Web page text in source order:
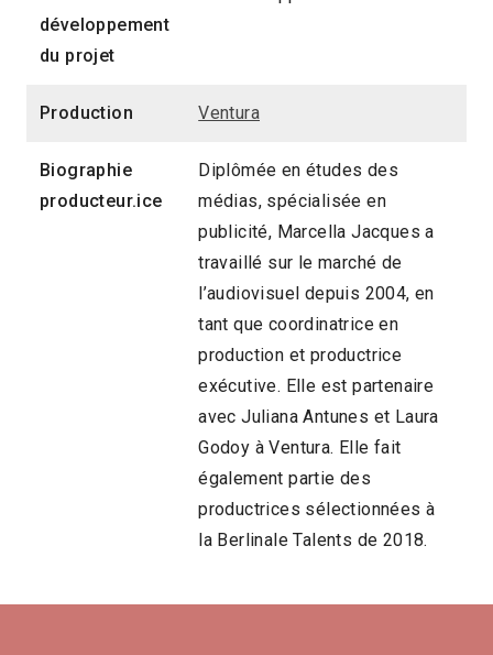
développement
du projet
Production Ventura
Biographie
producteur.ice
Diplômée en études des
médias, spécialisée en
publicité, Marcella Jacques a
travaillé sur le marché de
l’audiovisuel depuis 2004, en
tant que coordinatrice en
production et productrice
exécutive. Elle est partenaire
avec Juliana Antunes et Laura
Godoy à Ventura. Elle fait
également partie des
productrices sélectionnées à
la Berlinale Talents de 2018.